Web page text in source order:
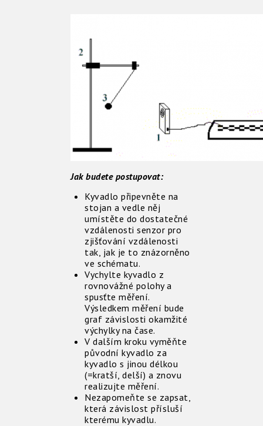
Jak budete postupovat:
Kyvadlo připevněte na
stojan a vedle něj
umístěte do dostatečné
vzdálenosti senzor pro
zjišťování vzdálenosti
tak, jak je to znázorněno
ve schématu.
Vychylte kyvadlo z
rovnovážné polohy a
spusťte měření.
Výsledkem měření bude
graf závislosti okamžité
výchylky na čase.
V dalším kroku vyměňte
původní kyvadlo za
kyvadlo s jinou délkou
(=kratší, delší) a znovu
realizujte měření.
Nezapomeňte se zapsat,
která závislost přísluší
kterému kyvadlu.